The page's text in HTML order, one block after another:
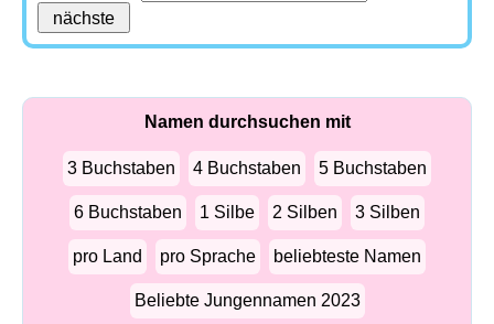
Namen durchsuchen mit
3 Buchstaben 4 Buchstaben 5 Buchstaben
6 Buchstaben 1 Silbe 2 Silben 3 Silben
pro Land pro Sprache beliebteste Namen
Beliebte Jungennamen 2023